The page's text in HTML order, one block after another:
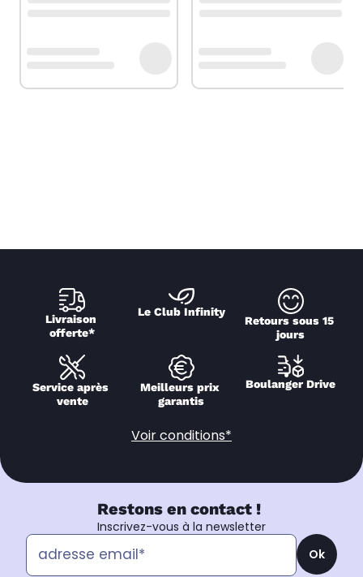
Livraison
offerte*
Le Club Infinity
Retours sous 15
jours
Service après
vente
Meilleurs prix
garantis
Boulanger Drive
Voir conditions*
Restons en contact !
Inscrivez-vous à la newsletter
Ok